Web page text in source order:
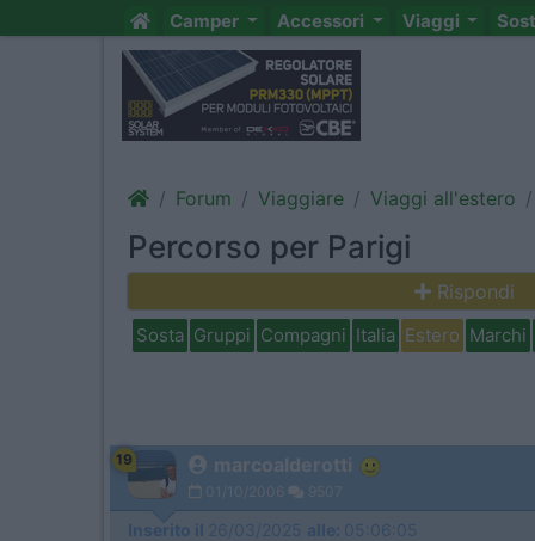
Camper Accessori Viaggi
Forum Viaggiare Viaggi all'estero
Percorso per Parigi
Rispondi
Sosta Gruppi Compagni Italia Estero Marchi
19 marcoalderotti
01/10/2006 9507
Inserito il 26/03/2025 alle: 05:06:05